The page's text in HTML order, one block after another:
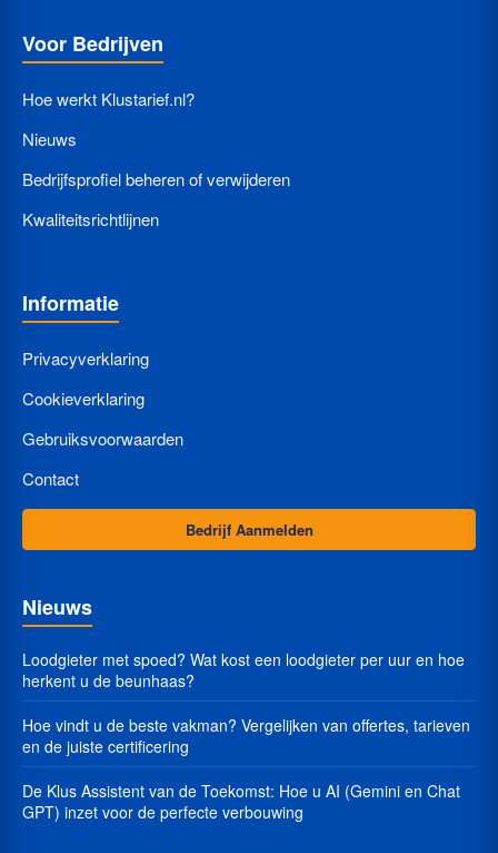
Voor Bedrijven
Hoe werkt Klustarief.nl?
Nieuws
Bedrijfsprofiel beheren of verwijderen
Kwaliteitsrichtlijnen
Informatie
Privacyverklaring
Cookieverklaring
Gebruiksvoorwaarden
Contact
Bedrijf Aanmelden
Nieuws
Loodgieter met spoed? Wat kost een loodgieter per uur en hoe
herkent u de beunhaas?
Hoe vindt u de beste vakman? Vergelijken van offertes, tarieven
en de juiste certificering
De Klus Assistent van de Toekomst: Hoe u AI (Gemini en Chat
GPT) inzet voor de perfecte verbouwing